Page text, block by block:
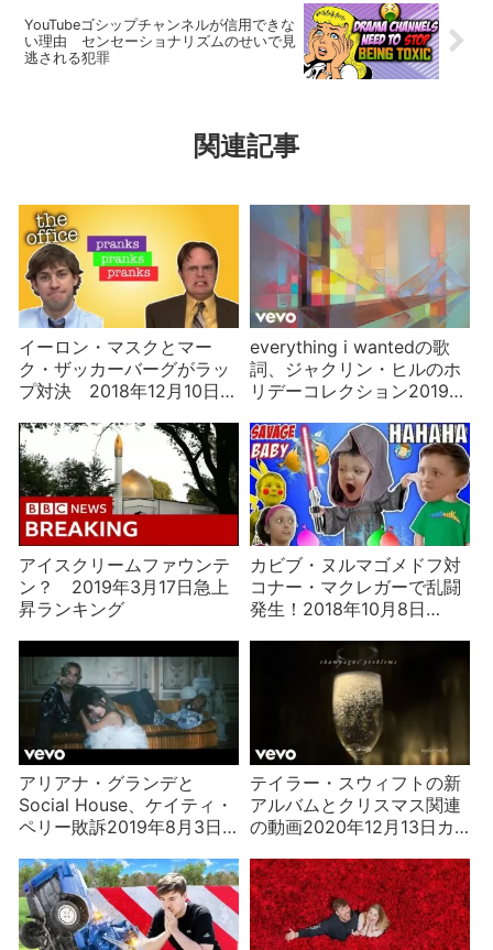
YouTubeゴシップチャンネルが信用できな
い理由 センセーショナリズムのせいで見
逃される犯罪
関連記事
イーロン・マスクとマー
ク・ザッカーバーグがラッ
プ対決 2018年12月10日カ
everything i wantedの歌
詞、ジャクリン・ヒルのホ
リデーコレクション2019年
キング
アイスクリームファウンテ
ン？ 2019年3月17日急上
昇ランキング
カビブ・ヌルマゴメドフ対
コナー・マクレガーで乱闘
発生！2018年10月8日
アリアナ・グランデと
Social House、ケイティ・
ペリー敗訴2019年8月3日
テイラー・スウィフトの新
アルバムとクリスマス関連
の動画2020年12月13日カ